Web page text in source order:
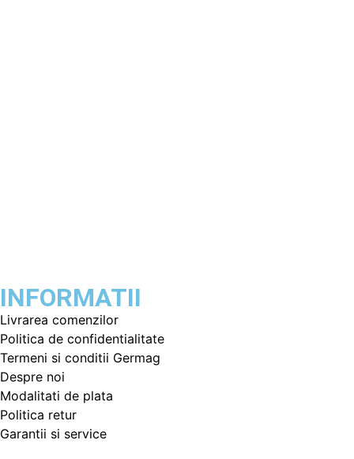
INFORMATII
Livrarea comenzilor
Politica de confidentialitate
Termeni si conditii Germag
Despre noi
Modalitati de plata
Politica retur
Garantii si service